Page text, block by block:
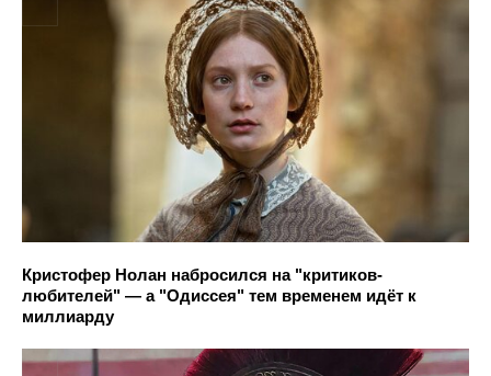
Кристофер Нолан набросился на "критиков-
любителей" — а "Одиссея" тем временем идёт к
миллиарду